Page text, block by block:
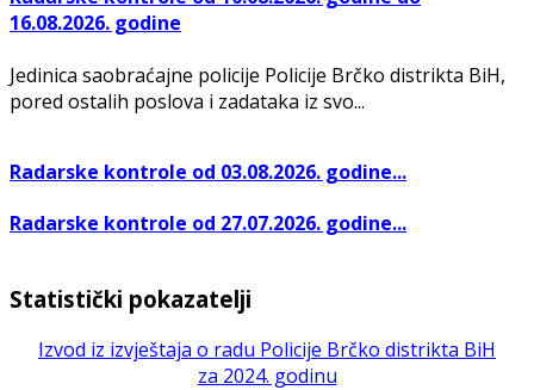
16.08.2026. godine
Jedinica saobraćajne policije Policije Brčko distrikta BiH,
pored ostalih poslova i zadataka iz svo...
Radarske kontrole od 03.08.2026. godine...
Radarske kontrole od 27.07.2026. godine...
Statistički pokazatelji
Izvod iz izvještaja o radu Policije Brčko distrikta BiH
za 2024. godinu